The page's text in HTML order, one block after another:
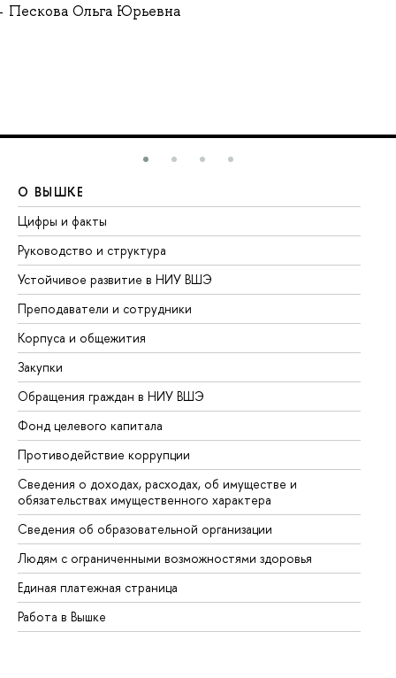
Пескова Ольга Юрьевна
О ВЫШКЕ
Цифры и факты
Руководство и структура
Устойчивое развитие в НИУ ВШЭ
Преподаватели и сотрудники
Корпуса и общежития
Закупки
Обращения граждан в НИУ ВШЭ
Фонд целевого капитала
Противодействие коррупции
Сведения о доходах, расходах, об имуществе и
обязательствах имущественного характера
Сведения об образовательной организации
Людям с ограниченными возможностями здоровья
Единая платежная страница
Работа в Вышке